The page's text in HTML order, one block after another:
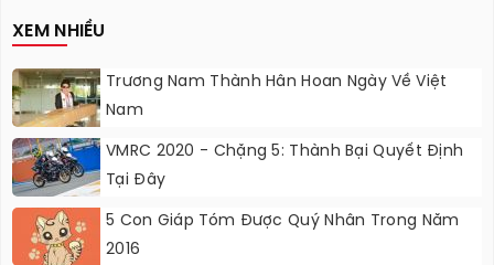
XEM NHIỀU
Trương Nam Thành Hân Hoan Ngày Về Việt
Nam
VMRC 2020 - Chặng 5: Thành Bại Quyết Định
Tại Đây
5 Con Giáp Tóm Được Quý Nhân Trong Năm
2016